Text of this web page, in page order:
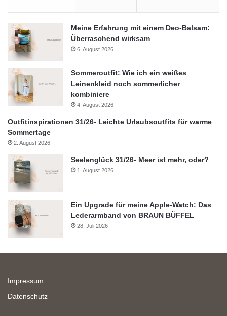
Meine Erfahrung mit einem Deo-Balsam:
Überraschend wirksam
6. August 2026
Sommeroutfit: Wie ich ein weißes
Leinenkleid noch sommerlicher
kombiniere
4. August 2026
Outfitinspirationen 31/26- Leichte Urlaubsoutfits für warme
Sommertage
2. August 2026
Seelenglück 31/26- Meer ist mehr, oder?
1. August 2026
Ein Upgrade für meine Apple-Watch: Das
Lederarmband von BRAUN BÜFFEL
28. Juli 2026
Impressum
Datenschutz